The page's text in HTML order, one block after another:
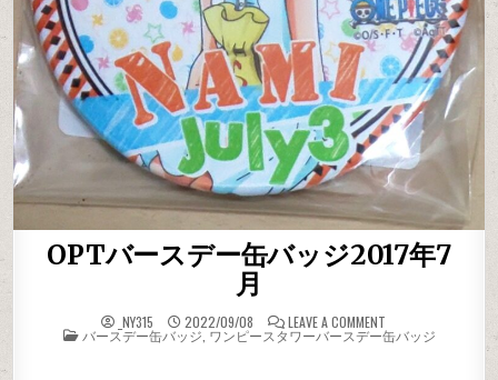
OPTバースデー缶バッジ2017年7
月
_NY315 2022/09/08 LEAVE A COMMENT
POSTED IN
バースデー缶バッジ, ワンピースタワーバースデー缶バッジ